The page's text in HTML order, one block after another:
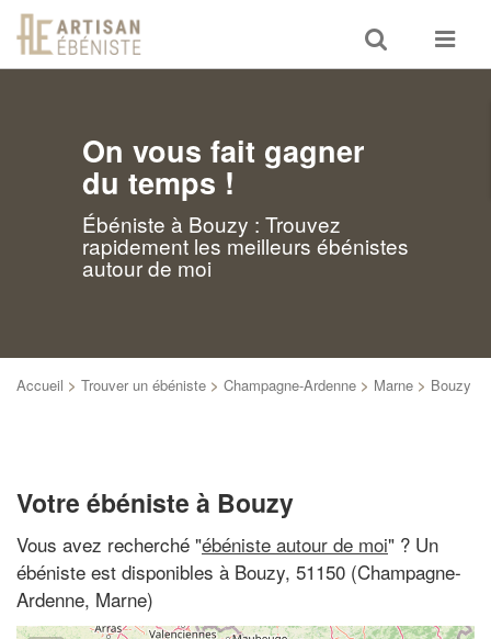
Toggle
search
Toggle
On vous fait gagner
du temps !
Ébéniste à Bouzy : Trouvez
rapidement les meilleurs ébénistes
autour de moi
Accueil > Trouver un ébéniste > Champagne-Ardenne > Marne > Bouzy
Votre ébéniste à Bouzy
Vous avez recherché "ébéniste autour de moi" ? Un
ébéniste est disponibles à Bouzy, 51150 (Champagne-
Ardenne, Marne)